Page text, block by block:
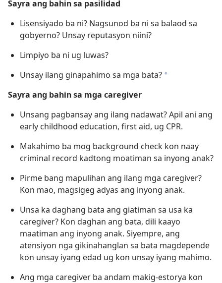
Sayra ang bahin sa pasilidad
Lisensiyado ba ni? Nagsunod ba ni sa balaod sa
gobyerno? Unsay reputasyon niini?
Limpiyo ba ni ug luwas?
Unsay ilang ginapahimo sa mga bata? a
Sayra ang bahin sa mga caregiver
Unsang pagbansay ang ilang nadawat? Apil ani ang
early childhood education, first aid, ug CPR.
Makahimo ba mog background check kon naay
criminal record kadtong moatiman sa inyong anak?
Pirme bang mapulihan ang ilang mga caregiver?
Kon mao, magsigeg adyas ang inyong anak.
Unsa ka daghang bata ang giatiman sa usa ka
caregiver? Kon daghan ang bata, dili kaayo
maatiman ang inyong anak. Siyempre, ang
atensiyon nga gikinahanglan sa bata magdepende
kon unsay iyang edad ug kon unsay iyang mahimo.
Ang mga caregiver ba andam makig-estorya kon